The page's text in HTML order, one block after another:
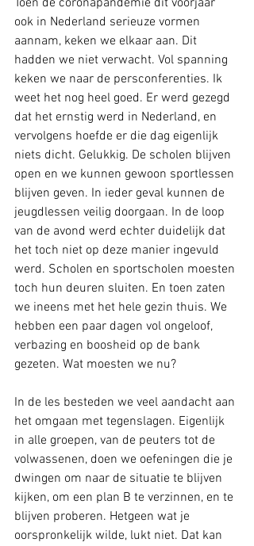
Toen de coronapandemie dit voorjaar
ook in Nederland serieuze vormen
aannam, keken we elkaar aan. Dit
hadden we niet verwacht. Vol spanning
keken we naar de persconferenties. Ik
weet het nog heel goed. Er werd gezegd
dat het ernstig werd in Nederland, en
vervolgens hoefde er die dag eigenlijk
niets dicht. Gelukkig. De scholen blijven
open en we kunnen gewoon sportlessen
blijven geven. In ieder geval kunnen de
jeugdlessen veilig doorgaan. In de loop
van de avond werd echter duidelijk dat
het toch niet op deze manier ingevuld
werd. Scholen en sportscholen moesten
toch hun deuren sluiten. En toen zaten
we ineens met het hele gezin thuis. We
hebben een paar dagen vol ongeloof,
verbazing en boosheid op de bank
gezeten. Wat moesten we nu?
In de les besteden we veel aandacht aan
het omgaan met tegenslagen. Eigenlijk
in alle groepen, van de peuters tot de
volwassenen, doen we oefeningen die je
dwingen om naar de situatie te blijven
kijken, om een plan B te verzinnen, en te
blijven proberen. Hetgeen wat je
oorspronkelijk wilde, lukt niet. Dat kan